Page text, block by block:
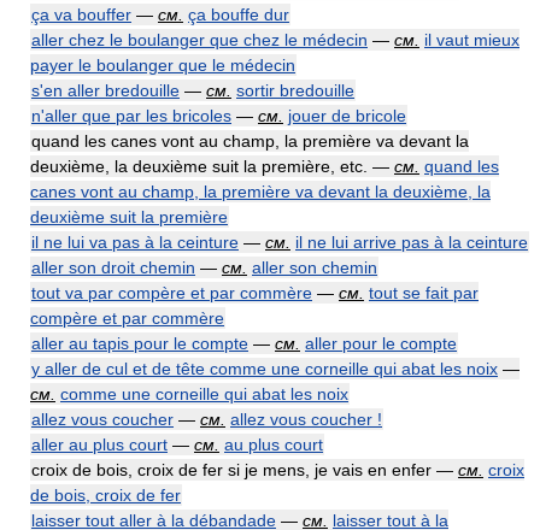
ça va bouffer — см. ça bouffe dur
aller chez le boulanger que chez le médecin — см. il vaut mieux
payer le boulanger que le médecin
s'en aller bredouille — см. sortir bredouille
n'aller que par les bricoles — см. jouer de bricole
quand les canes vont au champ, la première va devant la
deuxième, la deuxième suit la première, etc. — см. quand les
canes vont au champ, la première va devant la deuxième, la
deuxième suit la première
il ne lui va pas à la ceinture — см. il ne lui arrive pas à la ceinture
aller son droit chemin — см. aller son chemin
tout va par compère et par commère — см. tout se fait par
compère et par commère
aller au tapis pour le compte — см. aller pour le compte
y aller de cul et de tête comme une corneille qui abat les noix —
см. comme une corneille qui abat les noix
allez vous coucher — см. allez vous coucher !
aller au plus court — см. au plus court
croix de bois, croix de fer si je mens, je vais en enfer — см. croix
de bois, croix de fer
laisser tout aller à la débandade — см. laisser tout à la